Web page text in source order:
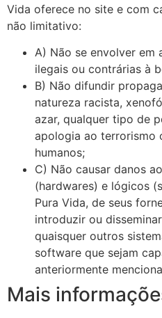
Vida oferece no site e com
não limitativo:
A) Não se envolver em
ilegais ou contrárias à
B) Não difundir
natureza racista,
azar, qualquer tipo de
apologia ao terrorismo
humanos;
C) Não causar danos
(hardwares) e lógicos
Pura Vida, de seus
introduzir ou
quaisquer outros
software que sejam
anteriormente
Mais